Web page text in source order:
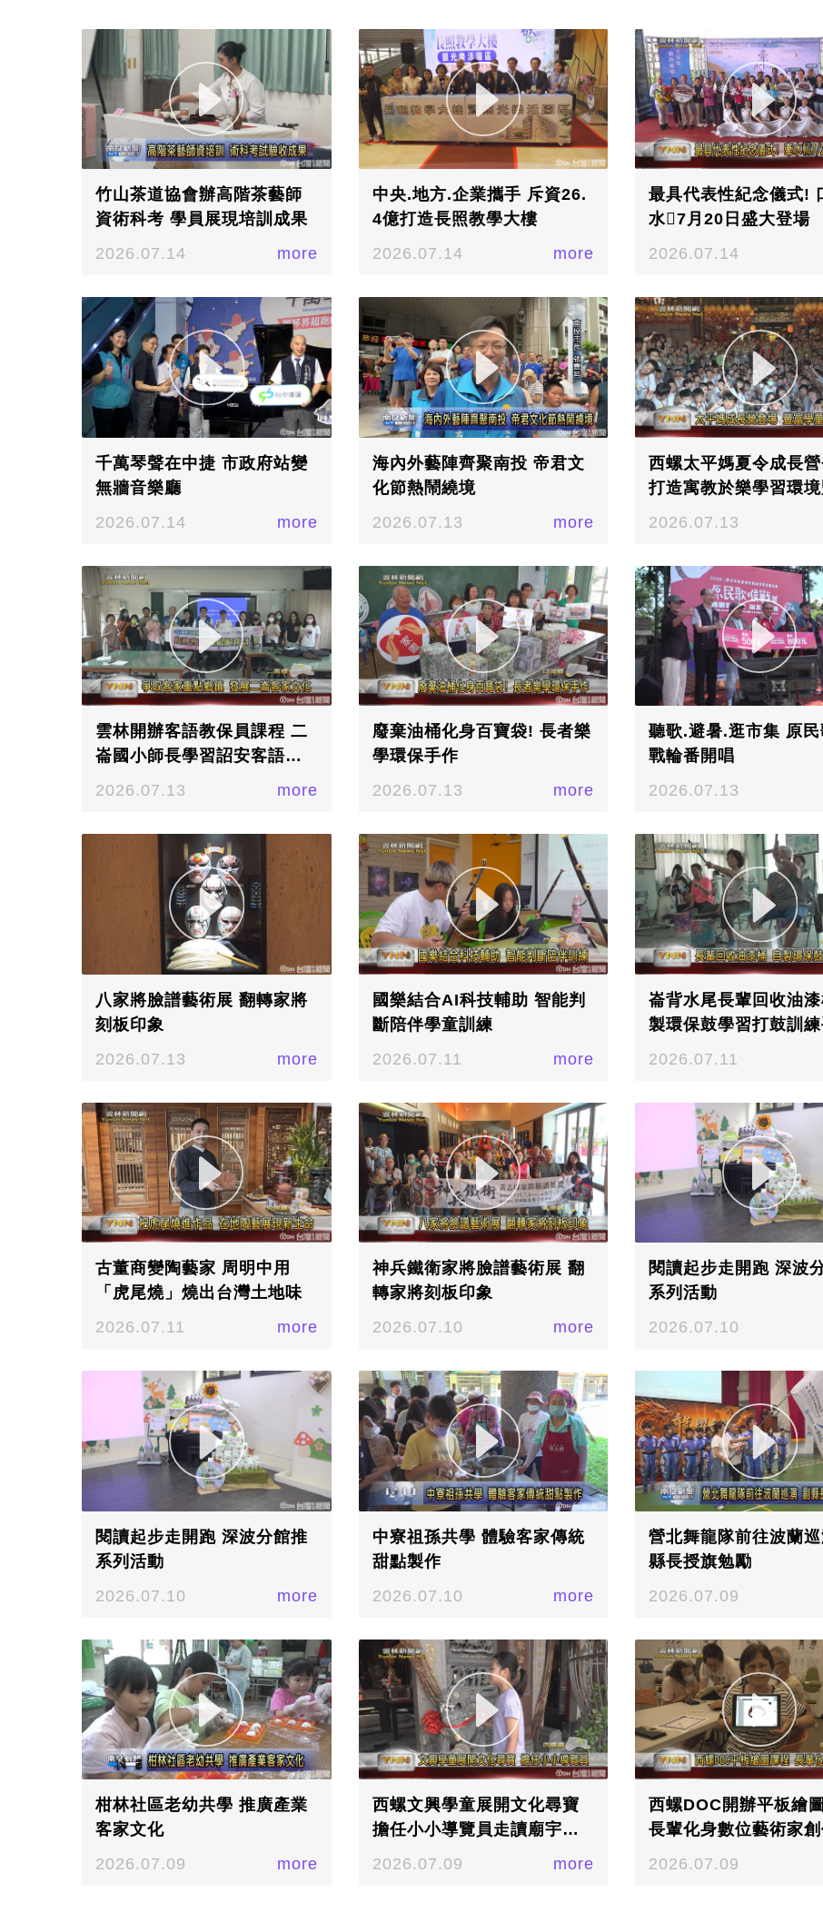
社區的生態與文化。▲「大茅埔調查團」舉行暑期夏令營，大小朋友
社區活動中心，一起聆聽石虎保育知識／記者 李汶羲攝除了玩野狗石
爭霸戰外，團員也帶領小朋友走訪客庄信仰中心──守護地方的三山國
興宮，在一個個解謎的過程中，不只將客庄文化傳承給在地的小朋友
望讓外縣市的民眾藉此認識大茅埔聚落。▲團員帶領小朋友走訪客庄
心──守護地方的三山國王廟泰興宮／記者 李汶羲攝大茅埔調查團將
的人文、生態以及客庄文化資料，整合成充滿趣味的體驗活動，將客
歷史故事、信仰文化與生態保育觀念融入闖關遊戲，讓大小朋友在遊戲
豐富的人文底蘊與自然生態。▲希望透過各類活動，讓更多人看見慶
竹山茶道協會辦高階茶藝師
資術科考 學員展現培訓成果
2026.07.14
more
中央.地方.企業攜手 斥資26.
4億打造長照教學大樓
2026.07.14
more
最具代表性紀念儀式!
水𰹬7月20日盛大登場
2026.07.14
千萬琴聲在中捷 市政府站變
無牆音樂廳
2026.07.14
more
海內外藝陣齊聚南投 帝君文
化節熱鬧繞境
2026.07.13
more
西螺太平媽夏令成長
打造寓教於樂學習環境
2026.07.13
雲林開辦客語教保員課程 二
崙國小師長學習詔安客語及
文化
2026.07.13 more
廢棄油桶化身百寶袋! 長者樂
學環保手作
2026.07.13
more
聽歌.避暑.逛市集 原民
戰輪番開唱
2026.07.13
八家將臉譜藝術展 翻轉家將
刻板印象
2026.07.13
more
國樂結合AI科技輔助 智能判
斷陪伴學童訓練
2026.07.11
more
崙背水尾長輩回收油
製環保鼓學習打鼓訓練
2026.07.11
古董商變陶藝家 周明中用
「虎尾燒」燒出台灣土地味
2026.07.11
more
神兵鐵衛家將臉譜藝術展 翻
轉家將刻板印象
2026.07.10
more
閱讀起步走開跑 深波
系列活動
2026.07.10
閱讀起步走開跑 深波分館推
系列活動
2026.07.10
more
中寮祖孫共學 體驗客家傳統
甜點製作
2026.07.10
more
營北舞龍隊前往波蘭巡
縣長授旗勉勵
2026.07.09
柑林社區老幼共學 推廣產業
客家文化
2026.07.09
more
西螺文興學童展開文化尋寶
擔任小小導覽員走讀廟宇探
索地方
2026.07.09 more
西螺DOC開辦平板繪
長輩化身數位藝術家
人物像
2026.07.09